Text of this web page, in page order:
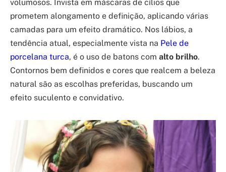
volumosos. Invista em máscaras de cílios que
prometem alongamento e definição, aplicando várias
camadas para um efeito dramático. Nos lábios, a
tendência atual, especialmente vista na Pele de
porcelana turca, é o uso de batons com alto brilho.
Contornos bem definidos e cores que realcem a beleza
natural são as escolhas preferidas, buscando um
efeito suculento e convidativo.